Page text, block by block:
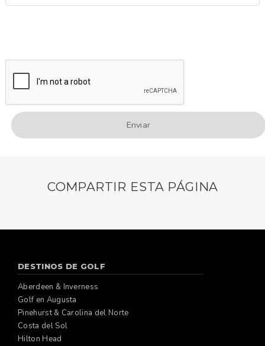
COMPARTIR ESTA PÁGINA
DESTINOS DE GOLF
Aberdeen & Inverness
Golf en Augusta
Pinehurst & Carolina del Norte
Costa del Sol
Hilton Head